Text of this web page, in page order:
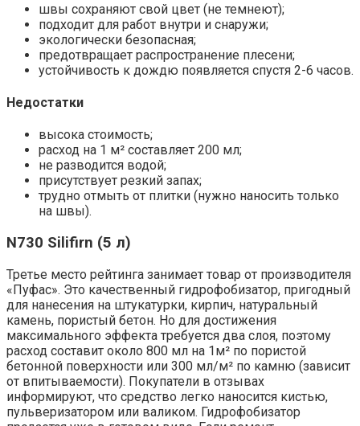
швы сохраняют свой цвет (не темнеют);
подходит для работ внутри и снаружи;
экологически безопасная;
предотвращает распространение плесени;
устойчивость к дождю появляется спустя 2-6 часов.
Недостатки
высока стоимость;
расход на 1 м² составляет 200 мл;
не разводится водой;
присутствует резкий запах;
трудно отмыть от плитки (нужно наносить только
на швы).
N730 Silifirn (5 л)
Третье место рейтинга занимает товар от производителя
«Пуфас». Это качественный гидрофобизатор, пригодный
для нанесения на штукатурки, кирпич, натуральный
камень, пористый бетон. Но для достижения
максимального эффекта требуется два слоя, поэтому
расход составит около 800 мл на 1м² по пористой
бетонной поверхности или 300 мл/м² по камню (зависит
от впитываемости). Покупатели в отзывах
информируют, что средство легко наносится кистью,
пульверизатором или валиком. Гидрофобизатор